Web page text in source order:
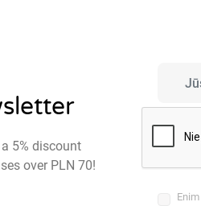
5% discount
over PLN 70!